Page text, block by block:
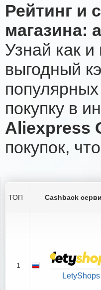
Рейтинг и
магазина:
Узнай как
выгодный
покупку в
Aliexpress
покупок,
ТОП Cashback
1
LetyShops